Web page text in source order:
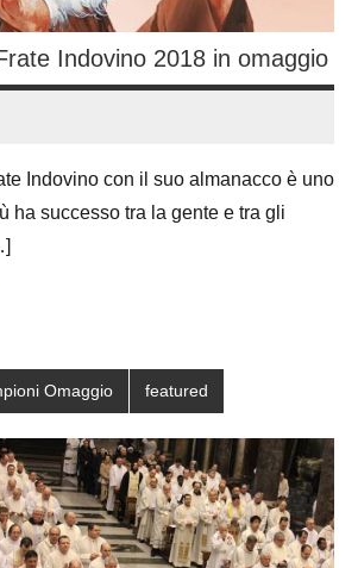
Indovino 2018 in omaggio
Indovino con il suo almanacco è uno
ha successo tra la gente e tra gli
Omaggio featured